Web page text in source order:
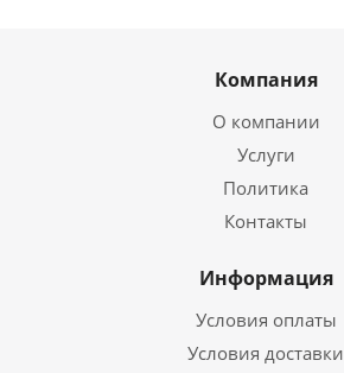
Компания
О компании
Услуги
Политика
Контакты
Информация
Условия оплаты
Условия доставки